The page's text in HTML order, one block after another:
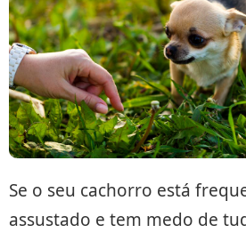
Se o seu cachorro está
assustado e tem medo de